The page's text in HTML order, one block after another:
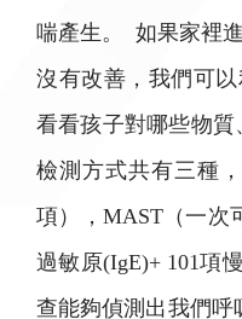
喘產生。 如果家裡
沒有改善，我們可
看看孩子對哪些物
檢測方式共有三種
項），MAST（一次
過敏原(IgE)+ 101項
查能夠偵測出我們呼